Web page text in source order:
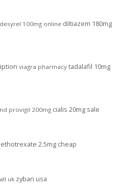
100mg online diltiazem 180mg
viagra pharmacy tadalafil 10mg
provigil 200mg cialis 20mg sale
2.5mg cheap
uk zyban usa